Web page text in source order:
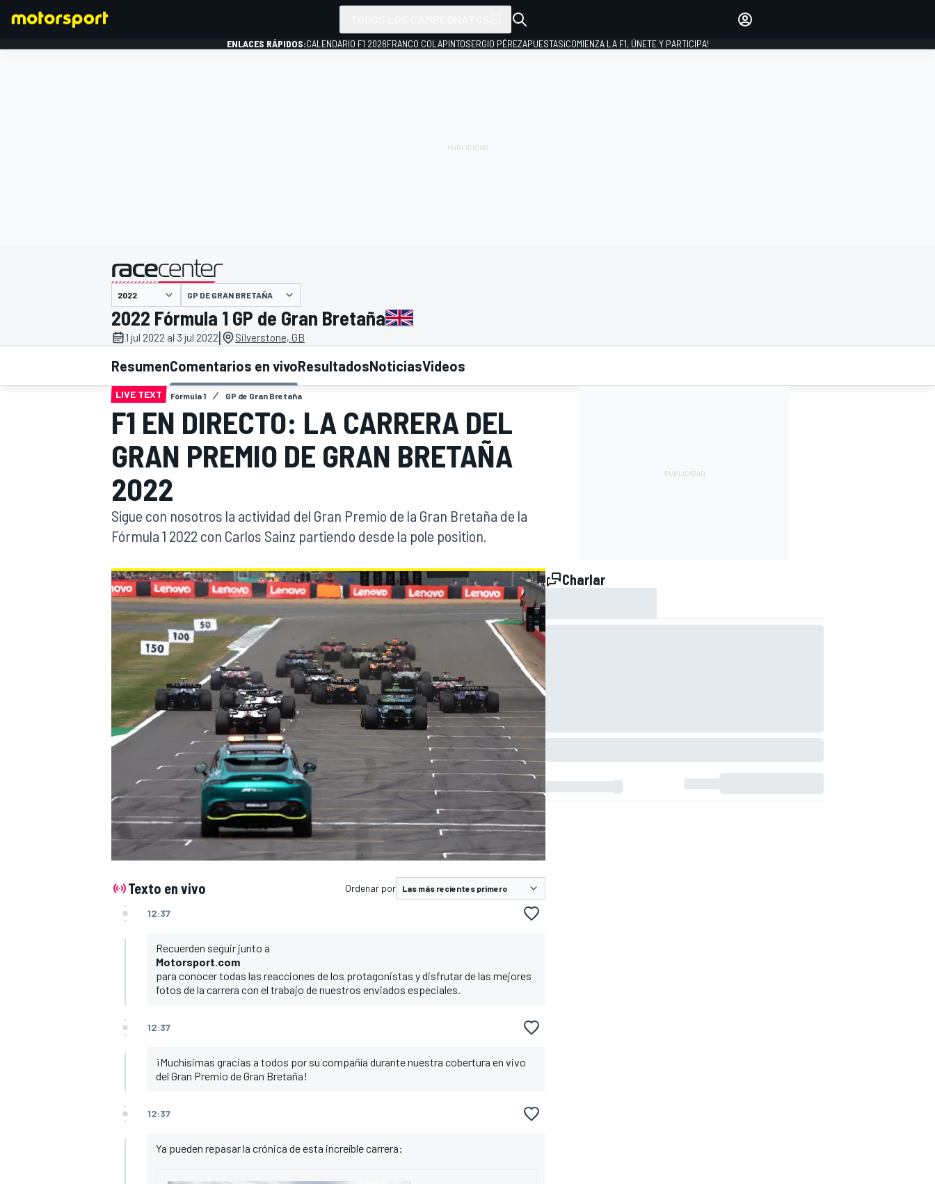
INDYCAR
MOTOGP
NASCAR CUP
FÓRMULA E
INICIAR SESIÓN
ENLACES RÁPIDOS:CALENDARIO F1 2026FRANCO COLAPINTOSERGIO PÉREZAPUESTAS¡COMIENZA LA F1, ÚNETE Y PARTICIPA!
presentado por
GP DE GRAN BRETAÑA
2022 Fórmula 1 GP de Gran Bretaña
1 jul 2022 al 3 jul 2022| Silverstone, GB
ResumenComentarios en vivoResultadosNoticiasVideos
LIVE TEXT Fórmula 1 GP de Gran Bretaña
F1 EN DIRECTO: LA CARRERA DEL
GRAN PREMIO DE GRAN BRETAÑA
2022
Sigue con nosotros la actividad del Gran Premio de la Gran Bretaña de la
Fórmula 1 2022 con Carlos Sainz partiendo desde la pole position.
Texto en vivo Ordenar por
12:37
Recuerden seguir junto a
Motorsport.com
para conocer todas las reacciones de los protagonistas y disfrutar de las mejores
fotos de la carrera con el trabajo de nuestros enviados especiales.
12:37
¡Muchísimas gracias a todos por su compañía durante nuestra cobertura en vivo
del Gran Premio de Gran Bretaña!
12:37
Ya pueden repasar la crónica de esta increíble carrera:
Charlar